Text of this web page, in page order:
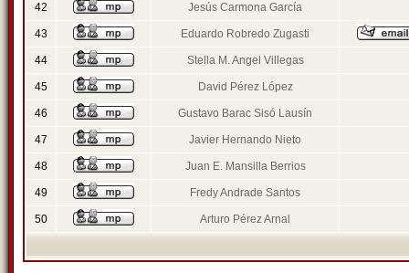
42 Jesús Carmona García
43 Eduardo Robredo Zugasti
44 Stella M. Angel Villegas
45 David Pérez López
46 Gustavo Barac Sisó Lausín
47 Javier Hernando Nieto
48 Juan E. Mansilla Berrios
49 Fredy Andrade Santos
50 Arturo Pérez Arnal